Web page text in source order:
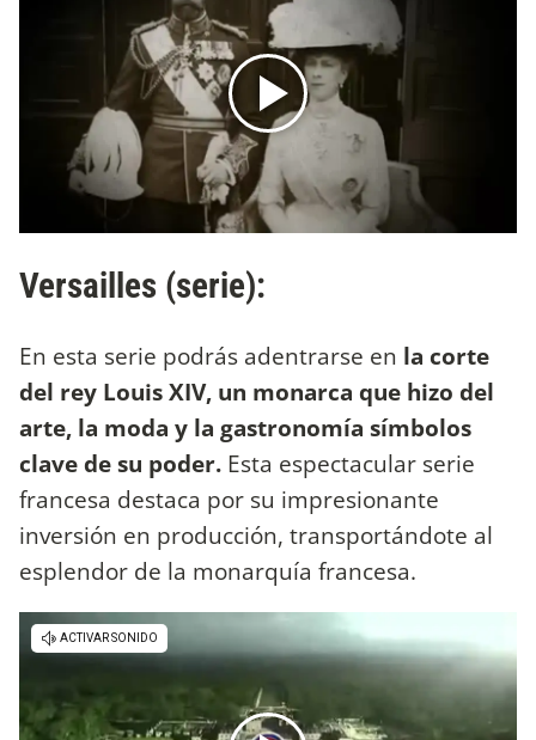
Versailles (serie):
En esta serie podrás adentrarse en la corte
del rey Louis XIV, un monarca que hizo del
arte, la moda y la gastronomía símbolos
clave de su poder. Esta espectacular serie
francesa destaca por su impresionante
inversión en producción, transportándote al
esplendor de la monarquía francesa.